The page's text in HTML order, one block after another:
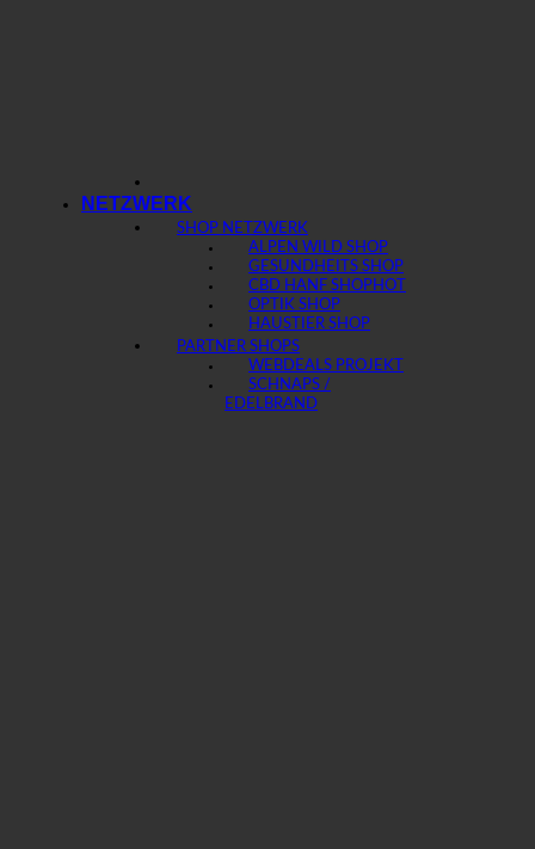
NETZWERK
SHOP NETZWERK
ALPEN WILD SHOP
GESUNDHEITS SHOP
CBD HANF SHOP
OPTIK SHOP
HAUSTIER SHOP
PARTNER SHOPS
WEBDEALS PROJEKT
SCHNAPS /
EDELBRAND